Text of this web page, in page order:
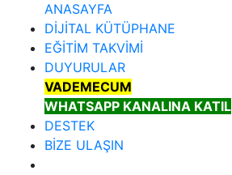
ANASAYFA
DİJİTAL KÜTÜPHANE
EĞİTİM TAKVİMİ
DUYURULAR
VADEMECUM
WHATSAPP KANALINA KATIL
DESTEK
BİZE ULAŞIN